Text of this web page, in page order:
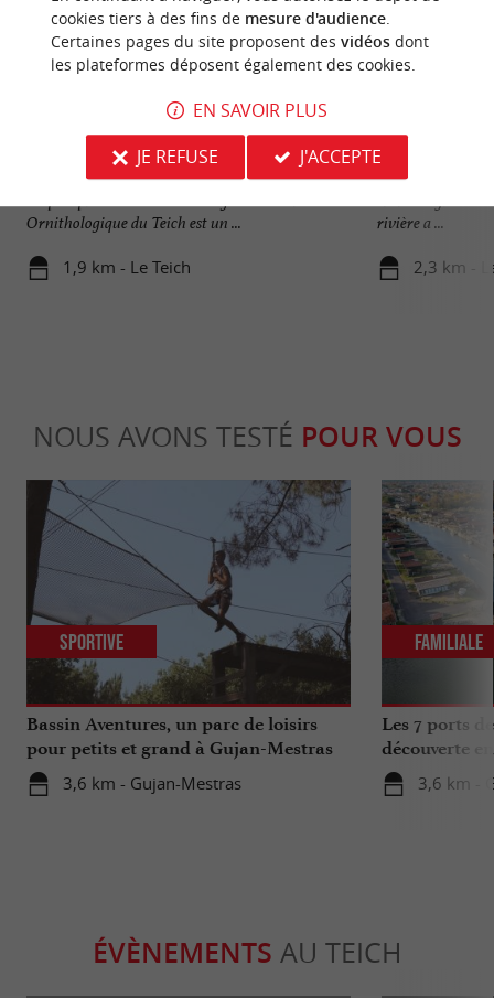
Réserve Orni­thologique du Teich
LA RÉSERVE ORNITHOLOGIQUE DU TEICH
Ornithologique du Teich est un ...
1,9 km - Le Teich
Delta de la Leyre
Le Delta de la
rivière a ...
2,3 km -
NOUS AVONS TESTÉ POUR VOUS
Bassin Aventures, un parc de loisirs
pour petits et grand à Gujan-Mestras
3,6 km - Gujan-Mestras
Sportive
Les 7 ports
découverte
3,6 km -
Familiale
ÉVÈNEMENTS AU TEICH
cookies tiers à des fins de mesure d'audience.
Certaines pages du site proposent des vidéosdont
les plateformes déposent également des cookies.
EN SAVOIR PLUS
JE REFUSE
J'ACCEPTE